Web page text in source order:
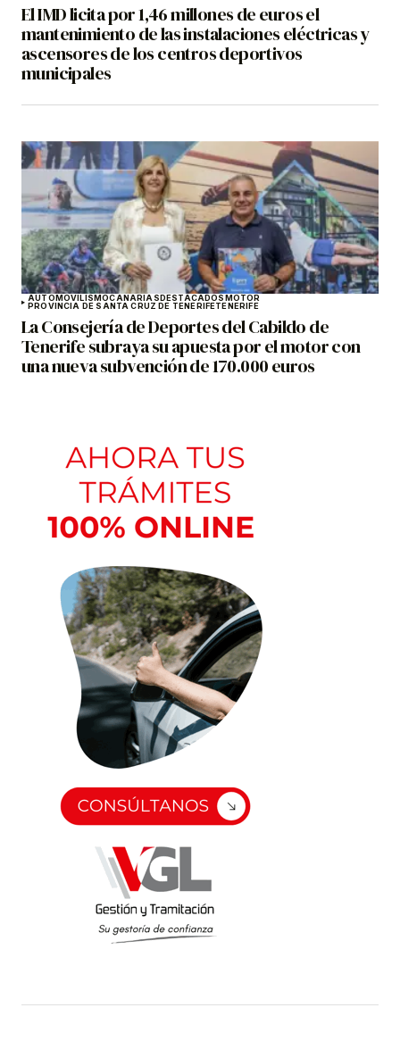
El IMD licita por 1,46 millones de euros el
mantenimiento de las instalaciones eléctricas y
ascensores de los centros deportivos
municipales
AUTOMOVILISMOCANARIASDESTACADOSMOTOR
PROVINCIA DE SANTA CRUZ DE TENERIFETENERIFE
La Consejería de Deportes del Cabildo de
Tenerife subraya su apuesta por el motor con
una nueva subvención de 170.000 euros